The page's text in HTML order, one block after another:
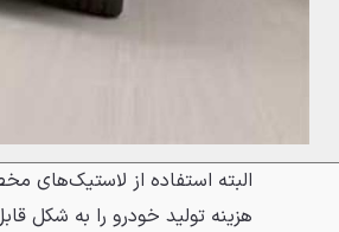
البته استفاده از لاستیک‌های
هزینه تولید خودرو را به شکل